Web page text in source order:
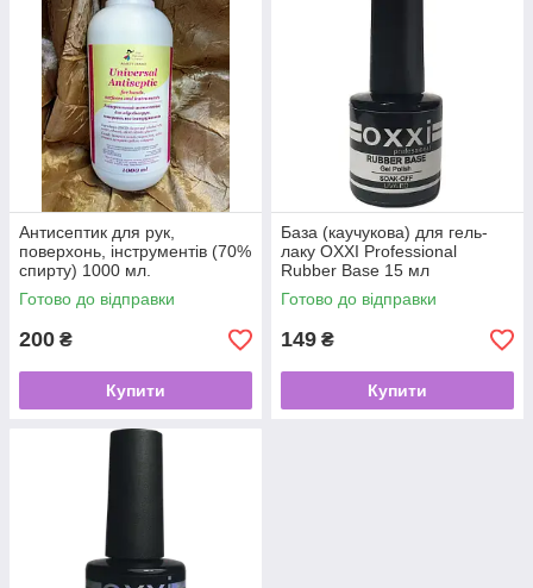
Антисептик для рук,
поверхонь, інструментів (70%
спирту) 1000 мл.
Готово до відправки
200 ₴
Купити
База (каучукова) для гель-
лаку OXXI Professional
Rubber Base 15 мл
Готово до відправки
149 ₴
Купити